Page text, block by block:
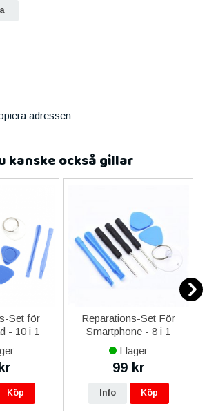
adressen
kanske också gillar
Set för
- 10 i 1
Köp
Reparations-Set För
Smartphone - 8 i 1
I lager
99 kr
Info Köp